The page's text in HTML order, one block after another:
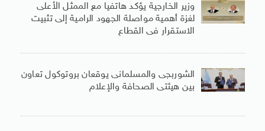
وزير الخارجية يؤكد هاتفيا مع الممثل الأعلى
لغزة أهمية مواصلة الجهود الرامية إلى تثبيت
الاستقرار فى القطاع
الشوربجى والمسلمانى يوقعان بروتوكول تعاون
بين هيئتى الصحافة والإعلام